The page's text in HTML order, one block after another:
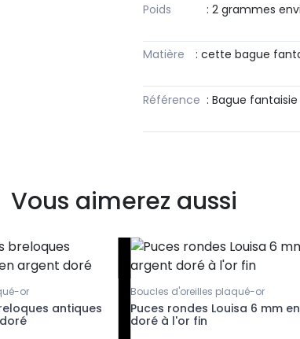
Poids
: 2 grammes
Matière
: cette bague
Référence : Bague
Vous aimerez aussi
or
antiques
Boucles d'oreilles plaqué-or
Puces rondes Louisa 6 mm
doré à l'or fin